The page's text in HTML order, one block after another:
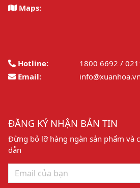
Maps:
Hotline:
1800 6692 /
Email:
info@xuanhoa.vn
ĐĂNG KÝ NHẬN BẢN TIN
Đừng bỏ lỡ hàng ngàn sản phẩm và
dẫn